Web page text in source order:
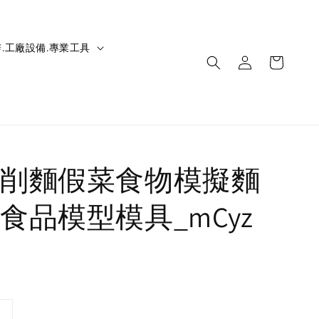
工廠設備.專業工具
麵假菜食物模擬麵
品模型模具_mCyz